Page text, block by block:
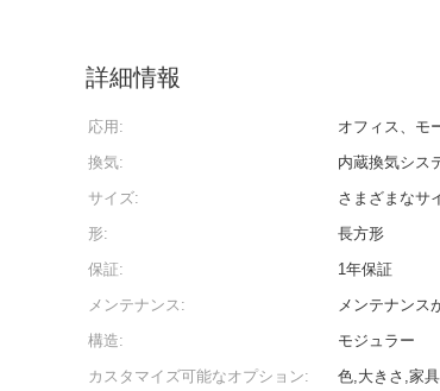
詳細情報
応用: オフィス、モ
換気:
内蔵換気シス
サイズ:
さまざまなサ
形:
長方形
保証:
1年保証
メンテナンス:
メンテナンス
構造:
モジュラー
カスタマイズ可能なオプション:
色,大きさ,家具